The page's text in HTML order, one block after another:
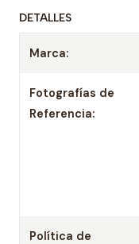
DETALLES
Marca:
Fotografías de
Referencia:
Política de